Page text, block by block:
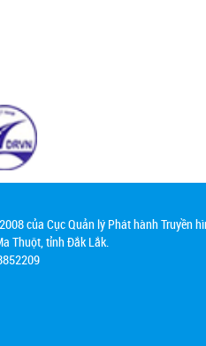
của Cục Quản lý Phát hành Truyền
Thuột, tỉnh Đắk Lắk.